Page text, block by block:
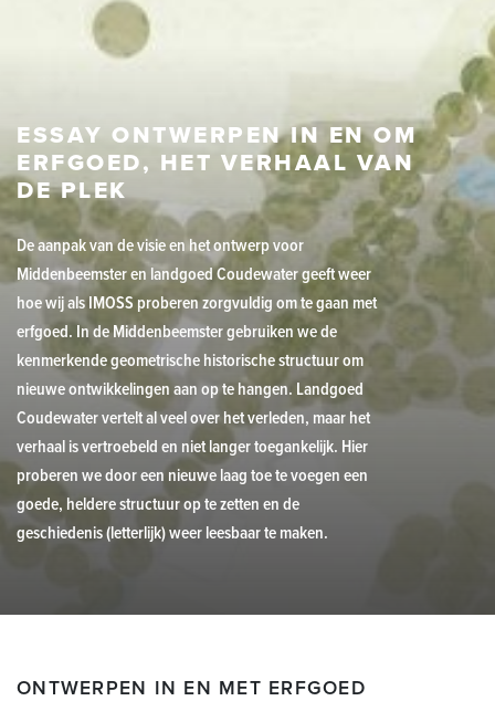
ESSAY ONTWERPEN IN EN OM
ERFGOED, HET VERHAAL VAN
DE PLEK
De aanpak van de visie en het ontwerp voor
Middenbeemster en landgoed Coudewater geeft weer
hoe wij als IMOSS proberen zorgvuldig om te gaan met
erfgoed. In de Middenbeemster gebruiken we de
kenmerkende geometrische historische structuur om
nieuwe ontwikkelingen aan op te hangen. Landgoed
Coudewater vertelt al veel over het verleden, maar het
verhaal is vertroebeld en niet langer toegankelijk. Hier
proberen we door een nieuwe laag toe te voegen een
goede, heldere structuur op te zetten en de
geschiedenis (letterlijk) weer leesbaar te maken.
ONTWERPEN IN EN MET ERFGOED